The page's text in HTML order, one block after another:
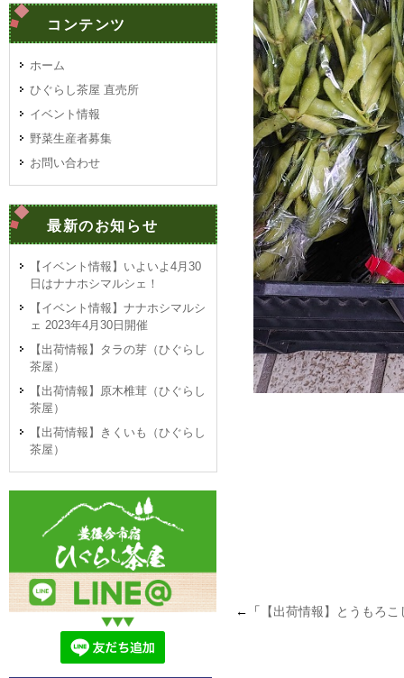
←「 【出荷情報】とうもろ
コンテンツ
ホーム
ひぐらし茶屋 直売所
イベント情報
野菜生産者募集
お問い合わせ
最新のお知らせ
【イベント情報】いよいよ4月30
日はナナホシマルシェ！
【イベント情報】ナナホシマルシ
ェ 2023年4月30日開催
【出荷情報】タラの芽（ひぐらし
茶屋）
【出荷情報】原木椎茸（ひぐらし
茶屋）
【出荷情報】きくいも（ひぐらし
茶屋）